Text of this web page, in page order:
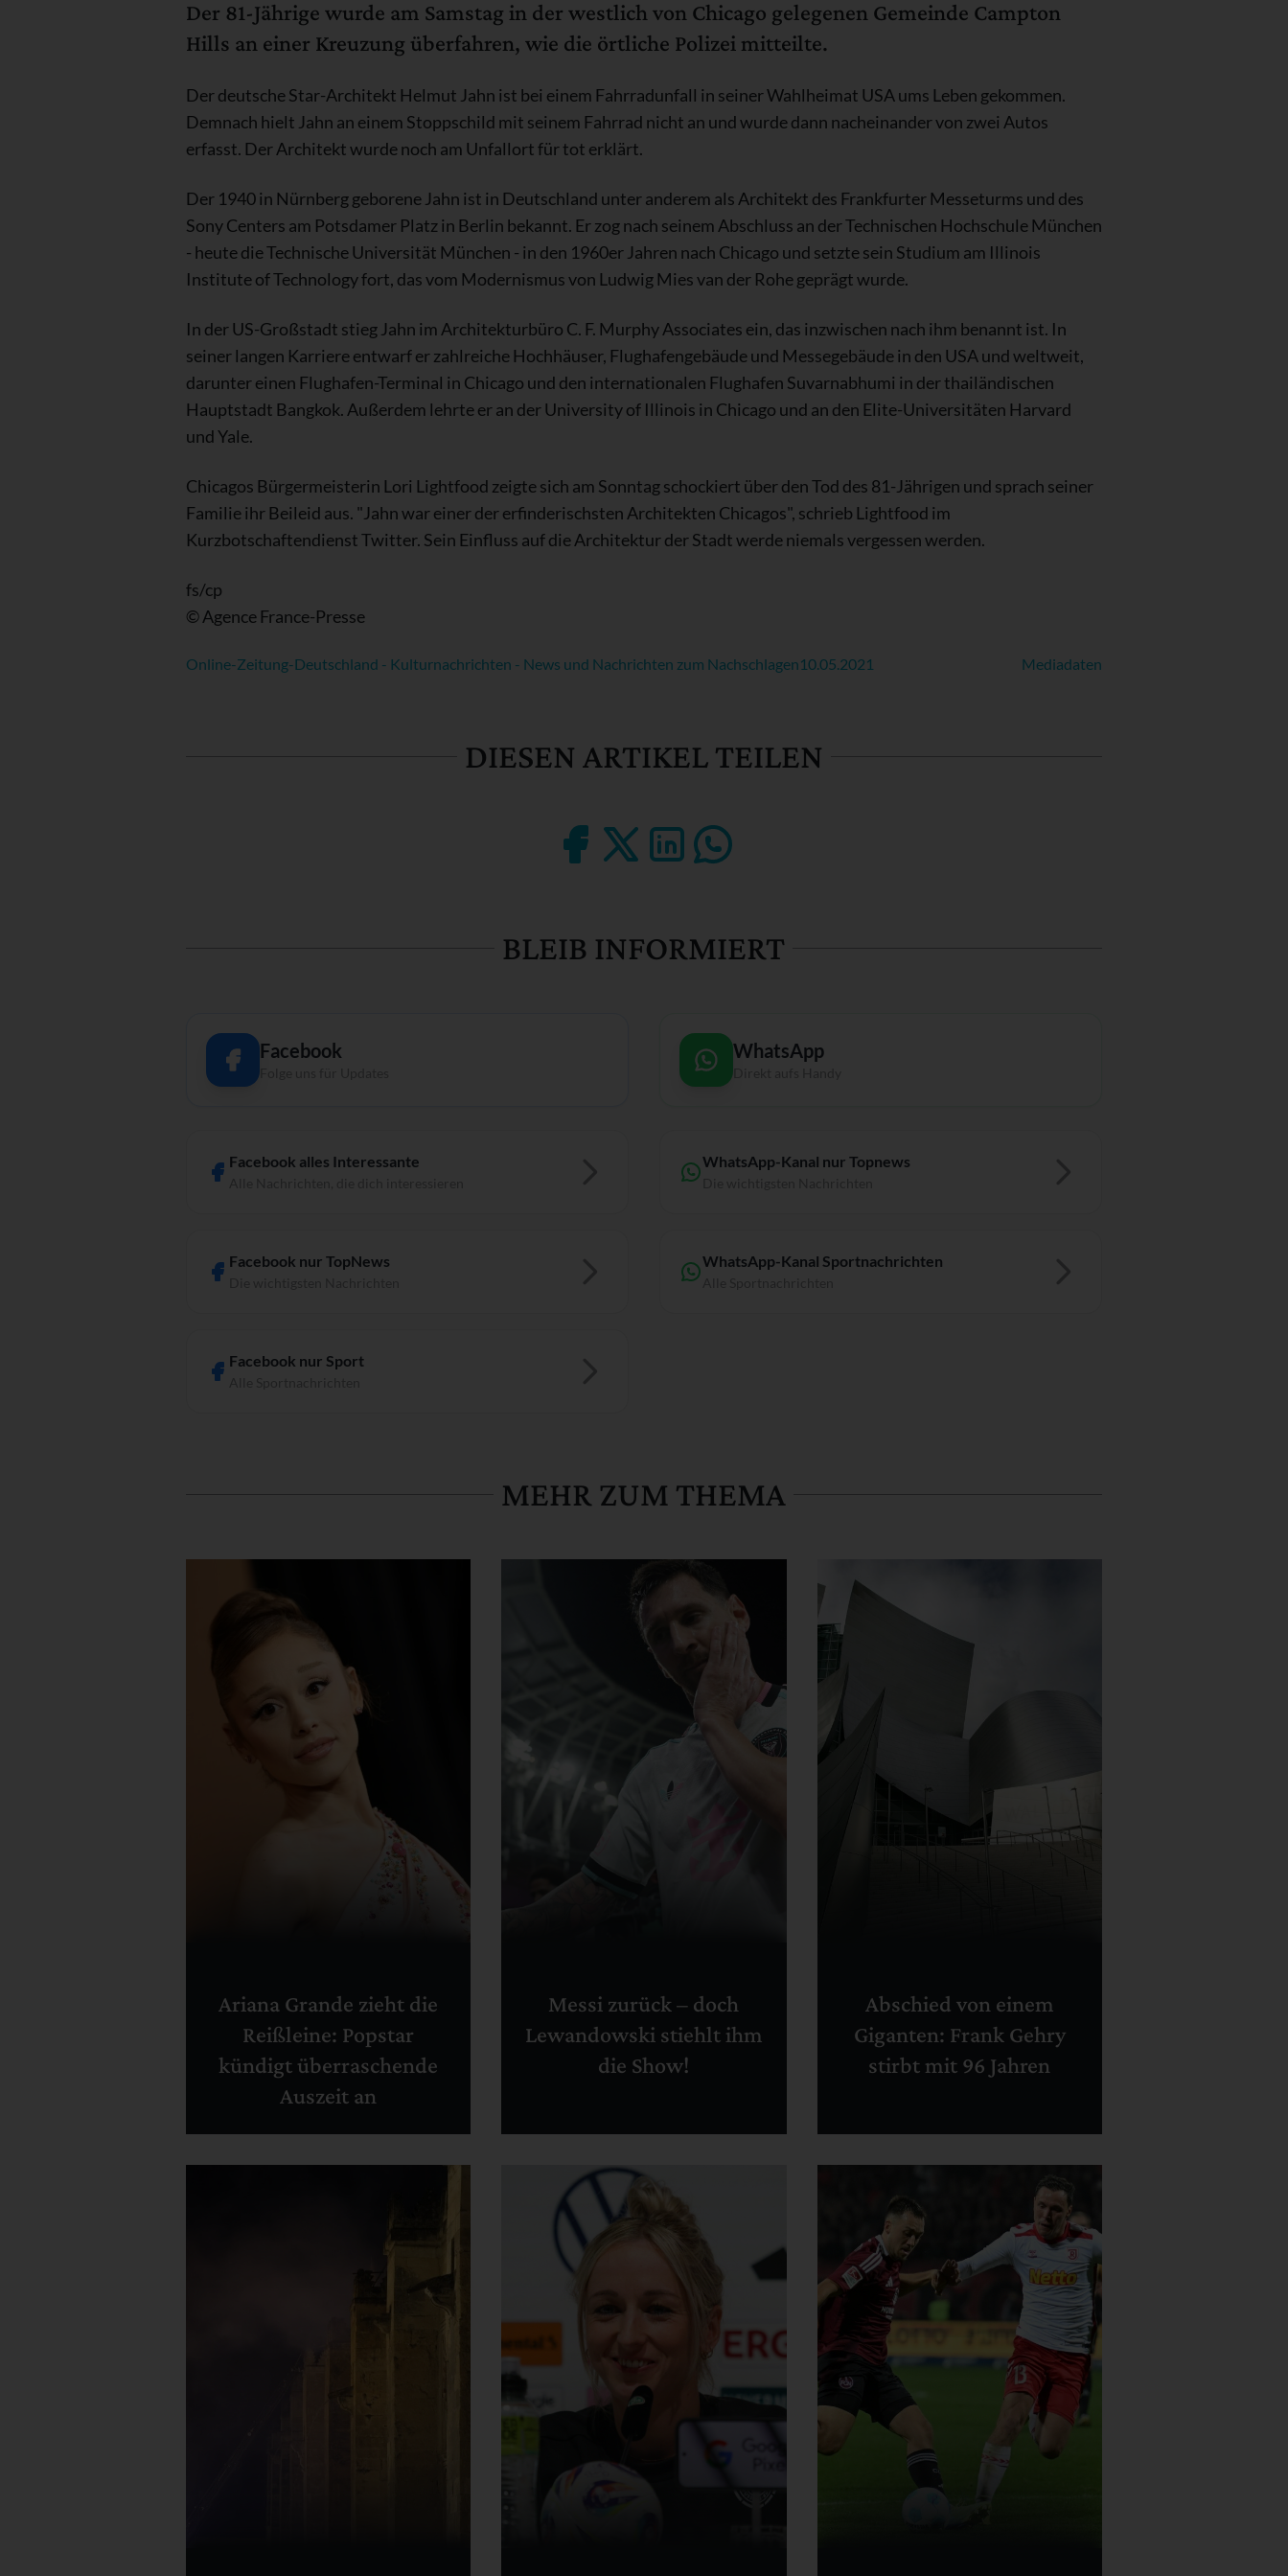
Der 81-Jährige wurde am Samstag in der westlich von Chicago gelegenen Gemeinde Campton
Hills an einer Kreuzung überfahren, wie die örtliche Polizei mitteilte.
Der deutsche Star-Architekt Helmut Jahn ist bei einem Fahrradunfall in seiner Wahlheimat USA ums Leben gekommen.
Demnach hielt Jahn an einem Stoppschild mit seinem Fahrrad nicht an und wurde dann nacheinander von zwei Autos
erfasst. Der Architekt wurde noch am Unfallort für tot erklärt.
Der 1940 in Nürnberg geborene Jahn ist in Deutschland unter anderem als Architekt des Frankfurter Messeturms und des
Sony Centers am Potsdamer Platz in Berlin bekannt. Er zog nach seinem Abschluss an der Technischen Hochschule München
- heute die Technische Universität München - in den 1960er Jahren nach Chicago und setzte sein Studium am Illinois
Institute of Technology fort, das vom Modernismus von Ludwig Mies van der Rohe geprägt wurde.
In der US-Großstadt stieg Jahn im Architekturbüro C. F. Murphy Associates ein, das inzwischen nach ihm benannt ist. In
seiner langen Karriere entwarf er zahlreiche Hochhäuser, Flughafengebäude und Messegebäude in den USA und weltweit,
darunter einen Flughafen-Terminal in Chicago und den internationalen Flughafen Suvarnabhumi in der thailändischen
Hauptstadt Bangkok. Außerdem lehrte er an der University of Illinois in Chicago und an den Elite-Universitäten Harvard
und Yale.
Chicagos Bürgermeisterin Lori Lightfood zeigte sich am Sonntag schockiert über den Tod des 81-Jährigen und sprach seiner
Familie ihr Beileid aus. "Jahn war einer der erfinderischsten Architekten Chicagos", schrieb Lightfood im
Kurzbotschaftendienst Twitter. Sein Einfluss auf die Architektur der Stadt werde niemals vergessen werden.
fs/cp
© Agence France-Presse
Online-Zeitung-Deutschland - Kulturnachrichten - News und Nachrichten zum Nachschlagen10.05.2021 Mediadaten
DIESEN ARTIKEL TEILEN
BLEIB INFORMIERT
Facebook
Folge uns für Updates
Facebook alles Interessante
Facebook nur TopNews
Facebook nur Sport
WhatsApp
Direkt aufs Handy
WhatsApp-Kanal nur Topnews
WhatsApp-Kanal Sportnachrichten
MEHR ZUM THEMA
Ariana Grande zieht die
Reißleine: Popstar
kündigt überraschende
Auszeit an
Messi zurück – doch
Lewandowski stiehlt ihm
die Show!
Abschied von einem
Giganten: Frank Gehry
stirbt mit 96 Jahren